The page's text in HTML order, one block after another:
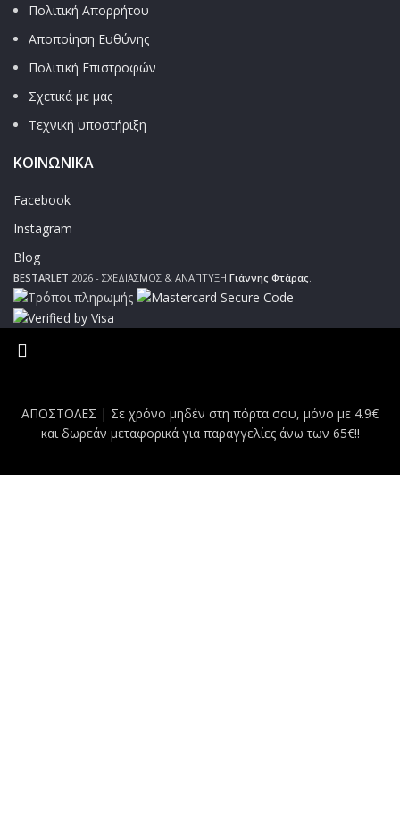
Πολιτική Απορρήτου
Αποποίηση Ευθύνης
Πολιτική Επιστροφών
Σχετικά με μας
Τεχνική υποστήριξη
ΚΟΙΝΩΝΙΚΑ
Facebook
Instagram
Blog
BESTARLET 2026 - ΣΧΕΔΙΑΣΜΟΣ & ΑΝΑΠΤΥΞΗ Γιάννης Φτάρας
ΑΠΟΣΤΟΛΕΣ | Σε χρόνο μηδέν στη πόρτα σου, μόνο με 4.9€
και δωρεάν μεταφορικά για παραγγελίες άνω των 65€!!